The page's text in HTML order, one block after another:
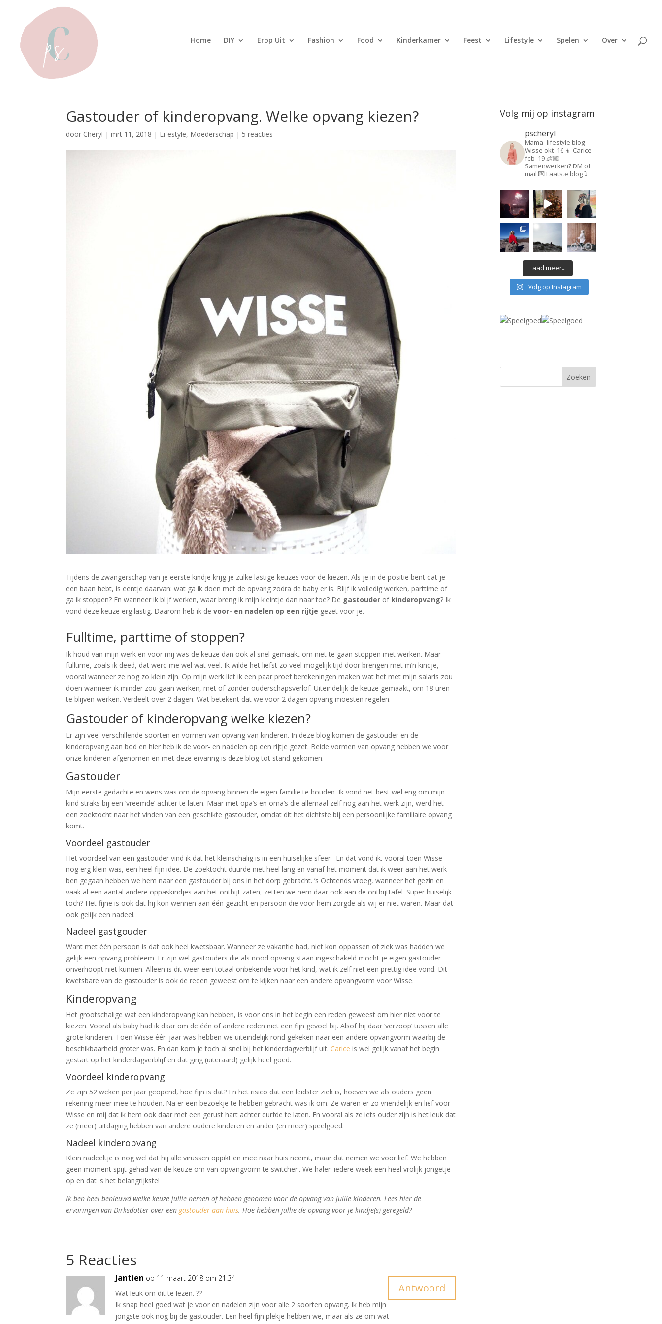
Home DIY Erop Uit Fashion Food Kinderkamer Feest Lifestyle Spelen Over
Gastouder of kinderopvang. Welke opvang kiezen?
door Cheryl |mrt 11, 2018 | Lifestyle, Moederschap | 5 reacties
Tijdens de zwangerschap van je eerste kindje krijg je zulke lastige keuzes voor de kiezen. Als je in de positie bent dat je
een baan hebt, is eentje daarvan: wat ga ik doen met de opvang zodra de baby er is. Blijf ik volledig werken, parttime of
ga ik stoppen? En wanneer ik blijf werken, waar breng ik mijn kleintje dan naar toe? De gastouder of kinderopvang? Ik
vond deze keuze erg lastig. Daarom heb ik devoor- en nadelen op een rijtje gezet voor je.
Fulltime, parttime of stoppen?
Ik houd van mijn werk en voor mij was de keuze dan ook al snel gemaakt om niet te gaan stoppen met werken. Maar
fulltime, zoals ik deed, dat werd me wel wat veel. Ik wilde het liefst zo veel mogelijk tijd door brengen met m’n kindje,
vooral wanneer ze nog zo klein zijn. Op mijn werk liet ik een paar proef berekeningen maken wat het met mijn salaris zou
doen wanneer ik minder zou gaan werken, met of zonder ouderschapsverlof. Uiteindelijk de keuze gemaakt, om 18 uren
te blijven werken. Verdeelt over 2 dagen. Wat betekent dat we voor 2 dagen opvang moesten regelen.
Gastouder of kinderopvang welke kiezen?
Er zijn veel verschillende soorten en vormen van opvang van kinderen. In deze blog komen de gastouder en de
kinderopvang aan bod en hier heb ik de voor- en nadelen op een rijtje gezet. Beide vormen van opvang hebben we voor
onze kinderen afgenomen en met deze ervaring is deze blog tot stand gekomen.
Gastouder
Mijn eerste gedachte en wens was om de opvang binnen de eigen familie te houden. Ik vond het best wel eng om mijn
kind straks bij een ‘vreemde’ achter te laten. Maar met opa’s en oma’s die allemaal zelf nog aan het werk zijn, werd het
een zoektocht naar het vinden van een geschikte gastouder, omdat dit het dichtste bij een persoonlijke familiaire opvang
komt.
Voordeel gastouder
Het voordeel van een gastouder vind ik dat het kleinschalig is in een huiselijke sfeer. En dat vond ik, vooral toen Wisse
nog erg klein was, een heel fijn idee. De zoektocht duurde niet heel lang en vanaf het moment dat ik weer aan het werk
ben gegaan hebben we hem naar een gastouder bij ons in het dorp gebracht. ’s Ochtends vroeg, wanneer het gezin en
vaak al een aantal andere oppaskindjes aan het ontbijt zaten, zetten we hem daar ook aan de ontbijttafel. Super huiselijk
toch? Het fijne is ook dat hij kon wennen aan één gezicht en persoon die voor hem zorgde als wij er niet waren. Maar dat
ook gelijk een nadeel.
Nadeel gastgouder
Want met één persoon is dat ook heel kwetsbaar. Wanneer ze vakantie had, niet kon oppassen of ziek was hadden we
gelijk een opvang probleem. Er zijn wel gastouders die als nood opvang staan ingeschakeld mocht je eigen gastouder
onverhoopt niet kunnen. Alleen is dit weer een totaal onbekende voor het kind, wat ik zelf niet een prettig idee vond. Dit
kwetsbare van de gastouder is ook de reden geweest om te kijken naar een andere opvangvorm voor Wisse.
Kinderopvang
Het grootschalige wat een kinderopvang kan hebben, is voor ons in het begin een reden geweest om hier niet voor te
kiezen. Vooral als baby had ik daar om de één of andere reden niet een fijn gevoel bij. Alsof hij daar ‘verzoop’ tussen alle
grote kinderen. Toen Wisse één jaar was hebben we uiteindelijk rond gekeken naar een andere opvangvorm waarbij de
beschikbaarheid groter was. En dan kom je toch al snel bij het kinderdagverblijf uit. Carice is wel gelijk vanaf het begin
gestart op het kinderdagverblijf en dat ging (uiteraard) gelijk heel goed.
Voordeel kinderopvang
Ze zijn 52 weken per jaar geopend, hoe fijn is dat? En het risico dat een leidster ziek is, hoeven we als ouders geen
rekening meer mee te houden. Na er een bezoekje te hebben gebracht was ik om. Ze waren er zo vriendelijk en lief voor
Wisse en mij dat ik hem ook daar met een gerust hart achter durfde te laten. En vooral als ze iets ouder zijn is het leuk dat
ze (meer) uitdaging hebben van andere oudere kinderen en ander (en meer) speelgoed.
Nadeel kinderopvang
Klein nadeeltje is nog wel dat hij alle virussen oppikt en mee naar huis neemt, maar dat nemen we voor lief. We hebben
geen moment spijt gehad van de keuze om van opvangvorm te switchen. We halen iedere week een heel vrolijk jongetje
op en dat is het belangrijkste!
Ik ben heel benieuwd welke keuze jullie nemen of hebben genomen voor de opvang van jullie kinderen. Lees hier de
ervaringen van Dirksdotter over een gastouder aan huis. Hoe hebben jullie de opvang voor je kindje(s) geregeld?
5 Reacties
Jantien op 11 maart 2018 om 21:34
Wat leuk om dit te lezen. ??
Ik snap heel goed wat je voor en nadelen zijn voor alle 2 soorten opvang. Ik heb mijn
jongste ook nog bij de gastouder. Een heel fijn plekje hebben we, maar als ze om wat
Antwoord
Volg mij op instagram
pscheryl
Mama- lifestyle blog
Wisse okt '16 👦 Carice
feb '19 👶🏼
Samenwerken? DM of
mail 💌 Laatste blog ⤵️
Laad meer...
Volg op Instagram